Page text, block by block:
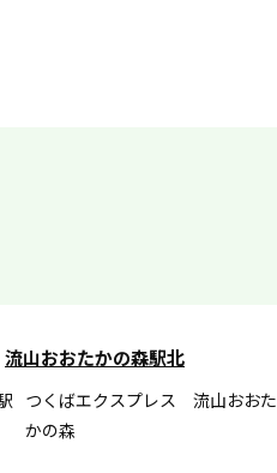
流山おおたかの森駅北
つくばエクスプレス 流山おおた
かの森